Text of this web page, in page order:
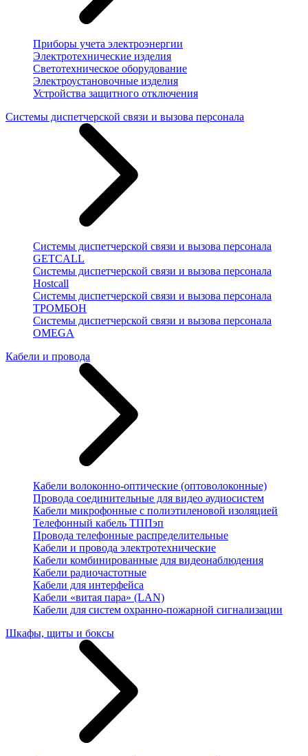
Приборы учета электроэнергии
Электротехнические изделия
Светотехническое оборудование
Электроустановочные изделия
Устройства защитного отключения
Системы диспетчерской связи и вызова персонала
Системы диспетчерской связи и вызова персонала
GETCALL
Системы диспетчерской связи и вызова персонала
Hostcall
Системы диспетчерской связи и вызова персонала
ТРОМБОН
Системы диспетчерской связи и вызова персонала
OMEGA
Кабели и провода
Кабели волоконно-оптические (оптоволоконные)
Провода соединительные для видео аудиосистем
Кабели микрофонные с полиэтиленовой изоляцией
Телефонный кабель ТППэп
Провода телефонные распределительные
Кабели и провода электротехнические
Кабели комбинированные для видеонаблюдения
Кабели радиочастотные
Кабели для интерфейса
Кабели «витая пара» (LAN)
Кабели для систем охранно-пожарной сигнализации
Шкафы, щиты и боксы